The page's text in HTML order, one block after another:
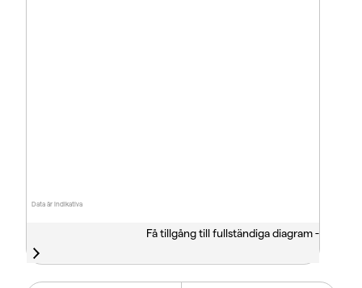
Data är indikativa
Få tillgång till fullständiga diagram -